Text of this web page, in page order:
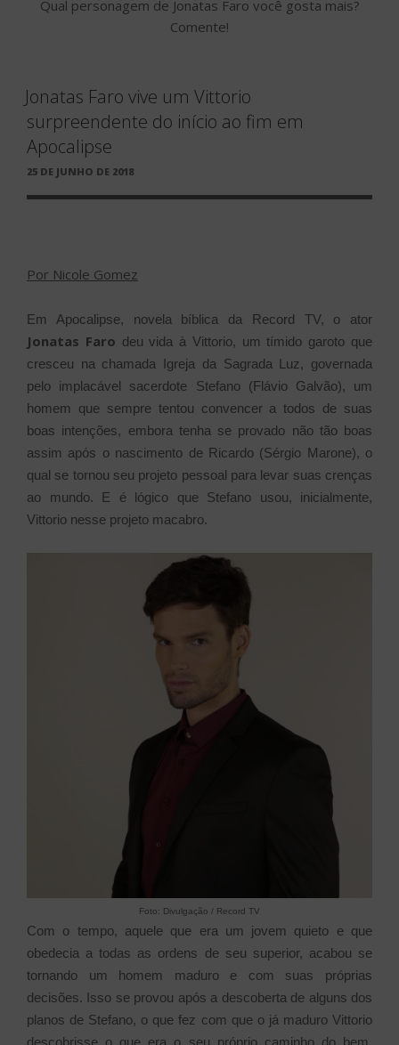
Qual personagem de Jonatas Faro você gosta mais?
Comente!
Jonatas Faro vive um Vittorio
surpreendente do início ao fim em
Apocalipse
PUBLICADO
25 DE JUNHO DE 2018
Por Nicole Gomez
Em Apocalipse, novela bíblica da Record TV, o ator
Jonatas Faro deu vida à Vittorio, um tímido garoto que
cresceu na chamada Igreja da Sagrada Luz, governada
pelo implacável sacerdote Stefano (Flávio Galvão), um
homem que sempre tentou convencer a todos de suas
boas intenções, embora tenha se provado não tão boas
assim após o nascimento de Ricardo (Sérgio Marone), o
qual se tornou seu projeto pessoal para levar suas crenças
ao mundo. E é lógico que Stefano usou, inicialmente,
Vittorio nesse projeto macabro.
Foto: Divulgação / Record TV
Com o tempo, aquele que era um jovem quieto e que
obedecia a todas as ordens de seu superior, acabou se
tornando um homem maduro e com suas próprias
decisões. Isso se provou após a descoberta de alguns dos
planos de Stefano, o que fez com que o já maduro Vittorio